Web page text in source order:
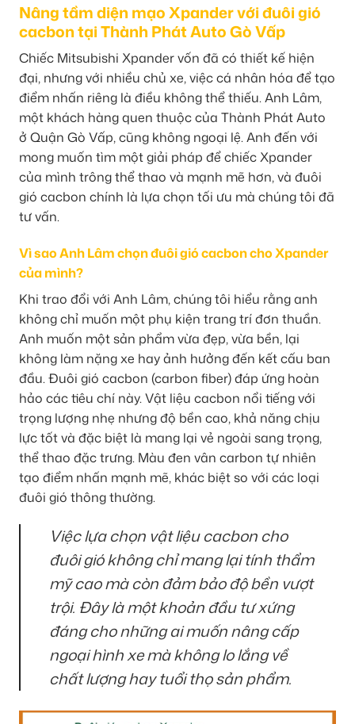
Nâng tầm diện mạo Xpander với đuôi gió
cacbon tại Thành Phát Auto Gò Vấp
Chiếc Mitsubishi Xpander vốn đã có thiết kế hiện
đại, nhưng với nhiều chủ xe, việc cá nhân hóa để tạo
điểm nhấn riêng là điều không thể thiếu. Anh Lâm,
một khách hàng quen thuộc của Thành Phát Auto
ở Quận Gò Vấp, cũng không ngoại lệ. Anh đến với
mong muốn tìm một giải pháp để chiếc Xpander
của mình trông thể thao và mạnh mẽ hơn, và đuôi
gió cacbon chính là lựa chọn tối ưu mà chúng tôi đã
tư vấn.
Vì sao Anh Lâm chọn đuôi gió cacbon cho Xpander
của mình?
Khi trao đổi với Anh Lâm, chúng tôi hiểu rằng anh
không chỉ muốn một phụ kiện trang trí đơn thuần.
Anh muốn một sản phẩm vừa đẹp, vừa bền, lại
không làm nặng xe hay ảnh hưởng đến kết cấu ban
đầu. Đuôi gió cacbon (carbon fiber) đáp ứng hoàn
hảo các tiêu chí này. Vật liệu cacbon nổi tiếng với
trọng lượng nhẹ nhưng độ bền cao, khả năng chịu
lực tốt và đặc biệt là mang lại vẻ ngoài sang trọng,
thể thao đặc trưng. Màu đen vân carbon tự nhiên
tạo điểm nhấn mạnh mẽ, khác biệt so với các loại
đuôi gió thông thường.
Việc lựa chọn vật liệu cacbon cho
đuôi gió không chỉ mang lại tính thẩm
mỹ cao mà còn đảm bảo độ bền vượt
trội. Đây là một khoản đầu tư xứng
đáng cho những ai muốn nâng cấp
ngoại hình xe mà không lo lắng về
chất lượng hay tuổi thọ sản phẩm.